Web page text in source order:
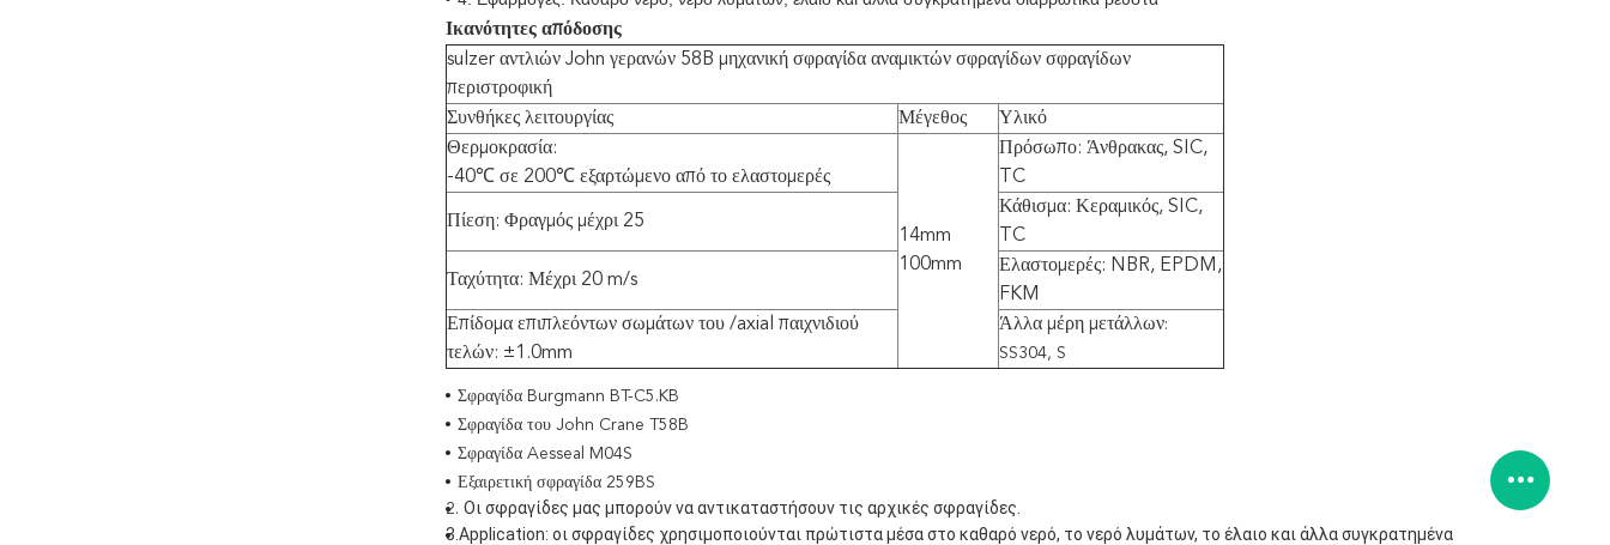
Ικανότητες απόδοσης
sulzer αντλιών John γερανών 58B μηχανική σφραγίδα αναμικτών σφραγίδων σφραγίδων
περιστροφική
Συνθήκες λειτουργίας
Μέγεθος
Υλικό
Θερμοκρασία:
-40℃ σε 200℃ εξαρτώμενο από το ελαστομερές
14mm
100mm
Πρόσωπο: Άνθρακας, SIC,
TC
Πίεση: Φραγμός μέχρι 25
Κάθισμα: Κεραμικός, SIC,
TC
Ταχύτητα: Μέχρι 20 m/s
Ελαστομερές: NBR, EPDM,
FKM
Επίδομα επιπλεόντων σωμάτων του /axial παιχνιδιού
τελών: ±1.0mm
Άλλα μέρη μετάλλων:
SS304, S
Σφραγίδα Burgmann BT-C5.KB
Σφραγίδα του John Crane T58B
Σφραγίδα Aesseal M04S
Εξαιρετική σφραγίδα 259BS
2. Οι σφραγίδες μας μπορούν να αντικαταστήσουν τις αρχικές σφραγίδες.
3.Application: οι σφραγίδες χρησιμοποιούνται πρώτιστα μέσα στο καθαρό νερό, το νερό λυμάτων, το έλαιο και άλλα συγκρατημένα